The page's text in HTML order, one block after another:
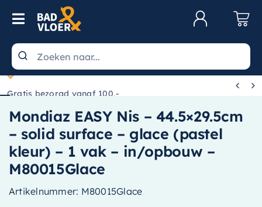
Skip to content
Toggle Navigation
Wastafels
Toiletten
Spiegels
Kranen
Douche
Badkamermeubels
 
Mondiaz EASY Nis – 44.5×29.5cm
– solid surface – glace (pastel
kleur) – 1 vak – in/opbouw –
M80015Glace
Artikelnummer: M80015Glace